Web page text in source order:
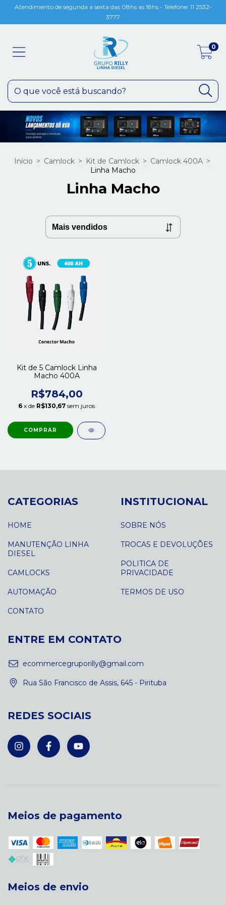
Atendimento de segunda a sexta das 08hs as 18hs - Telefone: 11 2532-
3777
0
Início > Camlock > Kit de Camlock > Camlock 400A >
Linha Macho
Linha Macho
Kit de 5 Camlock Linha
Macho 400A
R$784,00
6 x de R$130,67 sem juros
CATEGORIAS
HOME
MANUTENÇÃO LINHA
DIESEL
CAMLOCKS
AUTOMAÇÃO
CONTATO
INSTITUCIONAL
SOBRE NÓS
TROCAS E DEVOLUÇÕES
POLITICA DE
PRIVACIDADE
TERMOS DE USO
ENTRE EM CONTATO
ecommercegruporilly@gmail.com
Rua São Francisco de Assis, 645 - Pirituba
REDES SOCIAIS
Meios de pagamento
Meios de envio